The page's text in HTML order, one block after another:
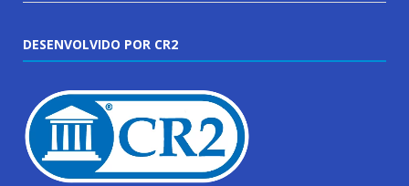
DESENVOLVIDO POR CR2